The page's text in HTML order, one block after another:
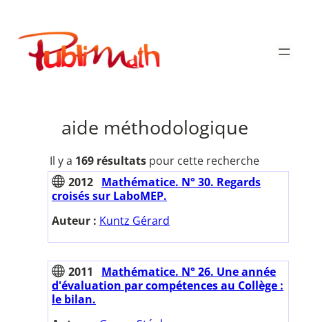
contenu
Publimath
aide méthodologique
Il y a 169 résultats pour cette recherche
2012 Mathématice. N° 30. Regards
croisés sur LaboMEP.
Auteur : Kuntz Gérard
2011
Mathématice. N° 26. Une année
d'évaluation par compétences au Collège :
le bilan.